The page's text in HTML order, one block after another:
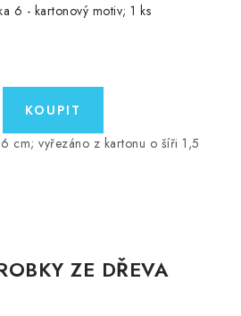
6 - kartonový motiv; 1 ks
cm; vyřezáno z kartonu o šíři 1,5
ZE DŘEVA